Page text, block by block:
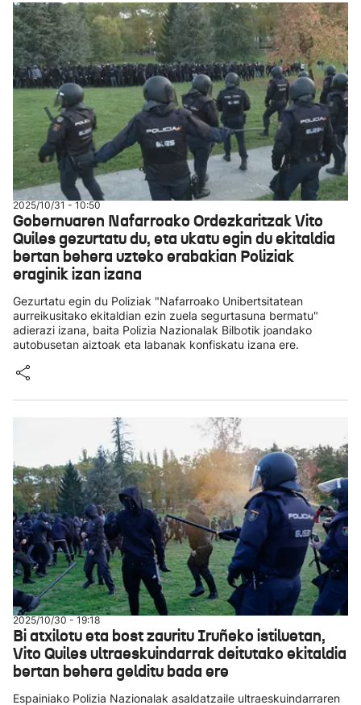
2025/10/31 - 10:50
Gobernuaren Nafarroako Ordezkaritzak Vito
Quiles gezurtatu du, eta ukatu egin du ekitaldia
bertan behera uzteko erabakian Poliziak
eraginik izan izana
Gezurtatu egin du Poliziak "Nafarroako Unibertsitatean
aurreikusitako ekitaldian ezin zuela segurtasuna bermatu"
adierazi izana, baita Polizia Nazionalak Bilbotik joandako
autobusetan aiztoak eta labanak konfiskatu izana ere.
2025/10/30 - 19:18
Bi atxilotu eta bost zauritu Iruñeko istiluetan,
Vito Quiles ultraeskuindarrak deitutako ekitaldia
bertan behera gelditu bada ere
Espainiako Polizia Nazionalak asaldatzaile ultraeskuindarraren